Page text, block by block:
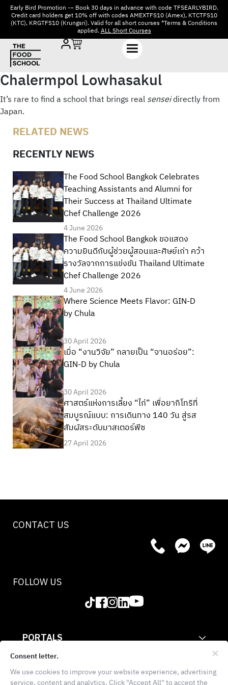
Early Bird Promotion -– Book 30 days in advance with code TFSEARLYBIRD.
Credit card holders get 10% off with codes AMEXTFS10 (Amex), KTCTFS10
(KTC), KRGTFS10 (Krungsri). Valid for all short courses *Terms & Conditions
applied.ALL Short Courses
Chalermpol Lowhasakul
It’s rare to find a school that brings realsenseidirectly from
Japan.
RELATED NEWS
RECENTLY NEWS
The Food School Bangkok Celebrates
Teaching Assistants and Alumni for
Their Success at Thailand Ultimate
Chef Challenge 2026
4 June 2026
The Food School Bangkok ขอแสดง
ความยินดีกับผู้ช่วยผู้สอนและศิษย์เก่า คว้า
รางวัลจากการแข่งขัน Thailand Ultimate
Chef Challenge 2026
4 June 2026
Where Science Meets Flavor: GIN-D
by Chula
30 April 2026
เมื่อ “งานวิจัย” กลายเป็น “จานอร่อย”:
GIN-D by Chula
30 April 2026
ศาสตร์แห่งการเลี้ยง “ไก่” เพื่อยากิโทริที่
สมบูรณ์แบบ: การเดินทาง 140 วัน สู่รส
สัมผัสระดับมาสเตอร์พีซ
27 April 2026
PORTALS
CORPORATE
INFORMATION
CONTACT US
FOLLOW US
Consent letter.
We use cookies to improve your website experience, advertising